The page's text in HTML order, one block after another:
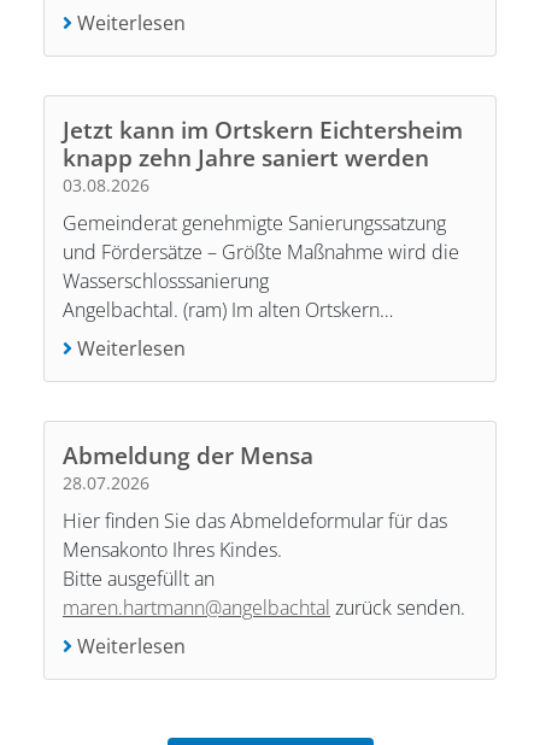
Weiterlesen
Jetzt kann im Ortskern Eichtersheim
knapp zehn Jahre saniert werden
03.08.2026
Gemeinderat genehmigte Sanierungssatzung
und Fördersätze – Größte Maßnahme wird die
Wasserschlosssanierung
Angelbachtal. (ram) Im alten Ortskern…
Weiterlesen
Abmeldung der Mensa
28.07.2026
Hier finden Sie das Abmeldeformular für das
Mensakonto Ihres Kindes.
Bitte ausgefüllt an
maren.hartmann@angelbachtal zurück senden.
Weiterlesen